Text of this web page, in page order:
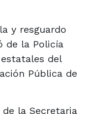
y resguardo
de la Policía
del
Pública de
la Secretaria